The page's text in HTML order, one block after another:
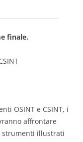
finale.
OSINT e CSINT, i
affrontare
strumenti illustrati